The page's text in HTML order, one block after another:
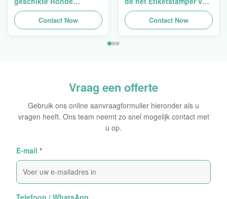
Verpakkende
Holografische
Zelfklevende Bladen van
Contact Now
de Hologramveiligheid
Duidelijke het
Hologramsticker Logo
Contact Now
Vraag een offerte
Gebruik ons online aanvraagformulier hieronder als u
vragen heeft. Ons team neemt zo snel mogelijk contact met
u op.
E-mail *
Telefoon / WhatsApp